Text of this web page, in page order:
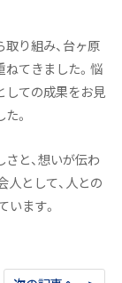
り組み、台ヶ原
ねてきました。悩
しての成果をお見
。
と、想いが伝わ
人として、人との
ます。